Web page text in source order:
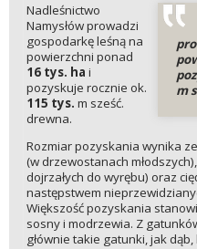
m
Nadleśnictwo
Namysłów prowadzi
gospodarkę leśną na
powierzchni ponad
16 tys. ha i
pozyskuje rocznie ok.
115 tys. m sześć.
drewna.
Rozmiar pozyskania wynika
(w drzewostanach
dojrzałych do wyrębu) oraz
następstwem
Większość pozyskania
sosny i modrzewia. Z
głównie takie gatunki, jak